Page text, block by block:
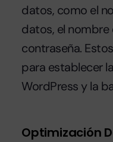
datos, como el
datos, el nombre
contraseña.
para establecer
WordPress y la
Optimización